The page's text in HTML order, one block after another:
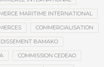
MARITIME INTERNATIONAL
COMMERCIALISATION
BAMAKO
COMMISSION CEDEAO